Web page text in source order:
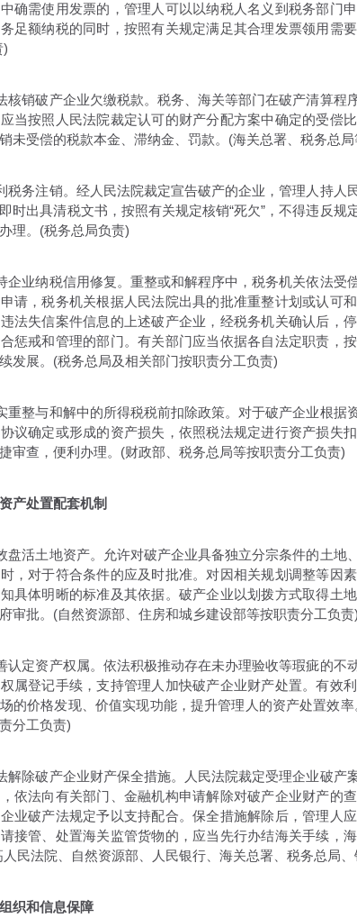
确需使用发票的，管理人可以以纳税人名义到税务部门
足额纳税的同时，按照有关规定满足其合理发票领用需
)
销破产企业欠缴税款。税务、海关等部门在破产清算程
当按照人民法院裁定认可的财产分配方案中确定的受偿
未受偿的税款本金、滞纳金、罚款。(海关总署、税务总
务注销。经人民法院裁定宣告破产的企业，管理人持人
时出具清税文书，按照有关规定核销“死欠”，不得违反
理。(税务总局负责)
业纳税信用修复。重整或和解程序中，税务机关依法受
请，税务机关根据人民法院出具的批准重整计划或认可
法失信案件信息的上述破产企业，经税务机关确认后，
惩戒和管理的部门。有关部门应当依据各自法定职责，
发展。(税务总局及相关部门按职责分工负责)
整与和解中的所得税税前扣除政策。对于破产企业根据
议确定或形成的资产损失，依照税法规定进行资产损失
审查，便利办理。(财政部、税务总局等按职责分工负责)
产处置配套机制
活土地资产。允许对破产企业具备独立分宗条件的土地
，对于符合条件的应及时批准。对因相关规划调整等因
具体明晰的标准及其依据。破产企业以划拨方式取得土
审批。(自然资源部、住房和城乡建设部等按职责分工负责)
定资产权属。依法积极推动存在未办理验收等瑕疵的不
属登记手续，支持管理人加快破产企业财产处置。有效
的价格发现、价值实现功能，提升管理人的资产处置效
分工负责)
除破产企业财产保全措施。人民法院裁定受理企业破产
依法向有关部门、金融机构申请解除对破产企业财产的
业破产法规定予以支持配合。保全措施解除后，管理人
接管、处置海关监管货物的，应当先行办结海关手续，
人民法院、自然资源部、人民银行、海关总署、税务总局
织和信息保障